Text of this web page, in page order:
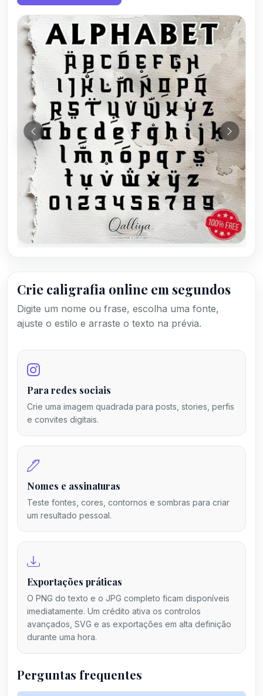
Crie caligrafia online em segundos
Digite um nome ou frase, escolha uma fonte,
ajuste o estilo e arraste o texto na prévia.
Para redes sociais
Crie uma imagem quadrada para posts, stories, perfis
e convites digitais.
Nomes e assinaturas
Teste fontes, cores, contornos e sombras para criar
um resultado pessoal.
Exportações práticas
O PNG do texto e o JPG completo ficam disponíveis
imediatamente. Um crédito ativa os controlos
avançados, SVG e as exportações em alta definição
durante uma hora.
Perguntas frequentes